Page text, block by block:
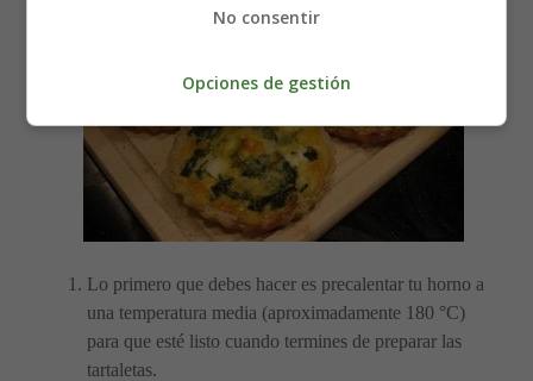
Lo primero que debes hacer es precalentar tu horno a
una temperatura media (aproximadamente 180 °C)
para que esté listo cuando termines de preparar las
tartaletas.
No consentir
Opciones de gestión